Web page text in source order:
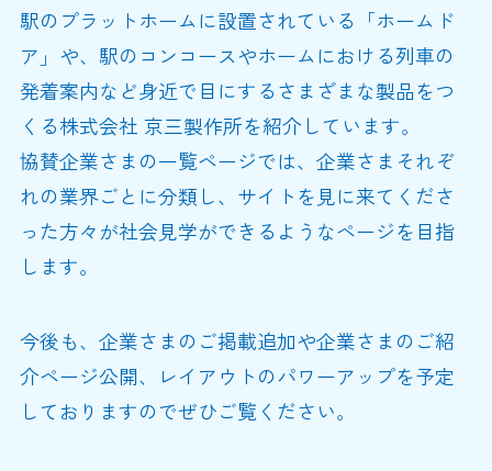
駅のプラットホームに設置されている「ホームド
ア」や、駅のコンコースやホームにおける列車の
発着案内など身近で目にするさまざまな製品をつ
くる株式会社 京三製作所を紹介しています。
協賛企業さまの一覧ページでは、企業さまそれぞ
れの業界ごとに分類し、サイトを見に来てくださ
った方々が社会見学ができるようなページを目指
します。
今後も、企業さまのご掲載追加や企業さまのご紹
介ページ公開、レイアウトのパワーアップを予定
しておりますのでぜひご覧ください。